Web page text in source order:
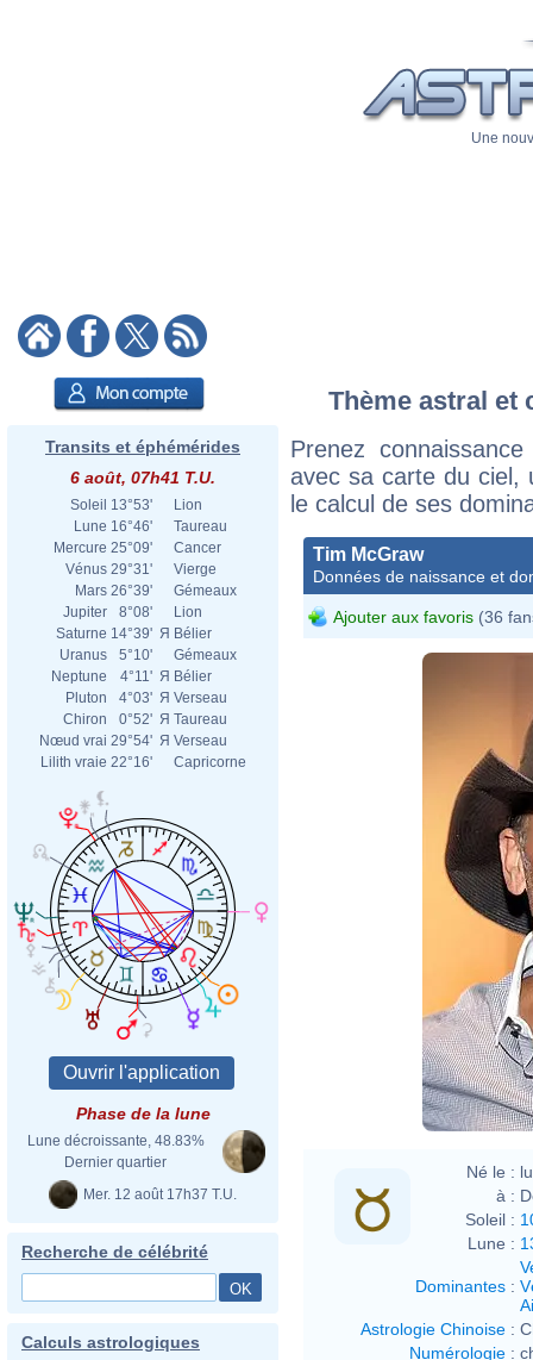
Une
Transits et éphémérides
6 août, 07h41 T.U.
Soleil 13°53'
Lion
Lune 16°46'
Taureau
Mercure 25°09'
Cancer
Vénus 29°31'
Vierge
Mars 26°39'
Gémeaux
Jupiter
8°08'
Lion
Saturne 14°39' Я Bélier
Uranus
5°10'
Gémeaux
Neptune
4°11' Я Bélier
Pluton
4°03' Я Verseau
Chiron
0°52' Я Taureau
Nœud vrai 29°54' Я Verseau
Lilith vraie 22°16' Capricorne
Phase de la lune
Lune décroissante, 48.83%
Dernier quartier
Mer. 12 août 17h37 T.U.
Recherche de célébrité
Calculs astrologiques
Thème astral et
Prenez
avec sa carte du ciel,
le calcul de ses
Tim McGraw
Données de naissance et
Ajouter aux favoris (36
Né le :
à :
Soleil :
Lune :
Dominantes :
Astrologie Chinoise :
Numérologie :